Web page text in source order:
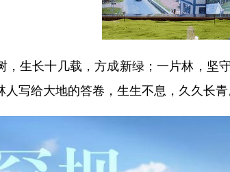
长十几载，方成新绿；一片林，坚
写给大地的答卷，生生不息，久久长青